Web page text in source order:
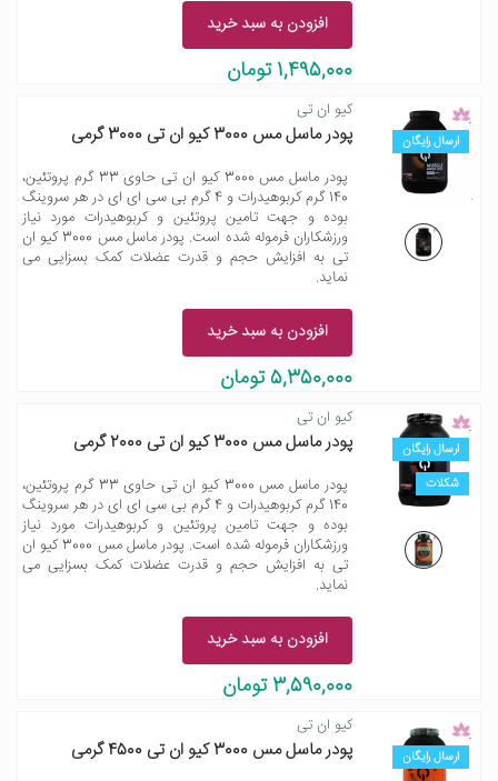
افزودن به سبد خرید
1,495,000 تومان
ارسال رایگان
کیو ان تی
پودر ماسل مس 3000 کیو ان تی 3000 گرمی
پودر ماسل مس 3000 کیو ان تی حاوی 33 گرم پروتئین،
140 گرم کربوهیدرات و 4 گرم بی سی ای ای در هر سروینگ
بوده و جهت تامین پروتئین و کربوهیدرات مورد نیاز
ورزشکاران فرموله شده است. پودر ماسل مس 3000 کیو ان
تی به افزایش حجم و قدرت عضلات کمک بسزایی می
نماید.
افزودن به سبد خرید
5,350,000 تومان
ارسال رایگان
شکلات
کیو ان تی
پودر ماسل مس 3000 کیو ان تی 2000 گرمی
پودر ماسل مس 3000 کیو ان تی حاوی 33 گرم پروتئین،
140 گرم کربوهیدرات و 4 گرم بی سی ای ای در هر سروینگ
بوده و جهت تامین پروتئین و کربوهیدرات مورد نیاز
ورزشکاران فرموله شده است. پودر ماسل مس 3000 کیو ان
تی به افزایش حجم و قدرت عضلات کمک بسزایی می
نماید.
افزودن به سبد خرید
3,590,000 تومان
ارسال رایگان
کیو ان تی
پودر ماسل مس 3000 کیو ان تی 4500 گرمی